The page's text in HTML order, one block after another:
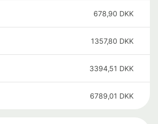
678,90 DKK
1357,80 DKK
3394,51 DKK
6789,01 DKK